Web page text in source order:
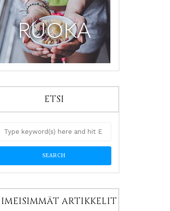
ETSI
ARTIKKELIT